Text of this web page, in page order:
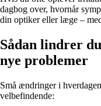
dagbog over, hvornår
din optiker eller læge –
Sådan lindrer
nye problemer
Små ændringer i
velbefindende: